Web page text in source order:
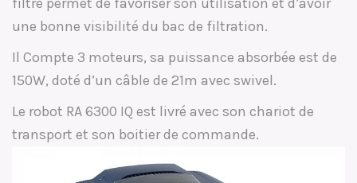
une bonne visibilité du bac de filtration.
Il Compte 3 moteurs, sa puissance absorbée est de
150W, doté d’un câble de 21m avec swivel.
Le robot RA 6300 IQ est livré avec son chariot de
transport et son boitier de commande.